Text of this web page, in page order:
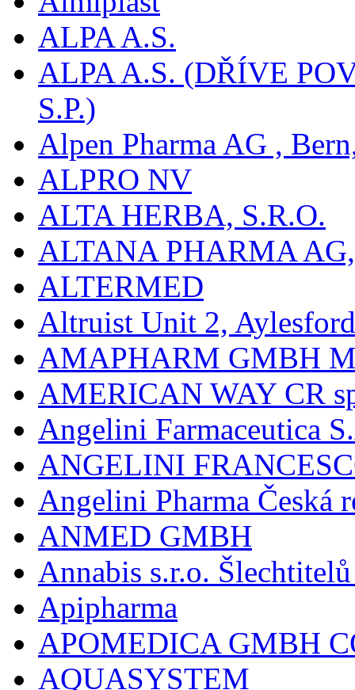
ALPA A.S.
ALPA A.S. (DŘÍVE
S.P.)
Alpen Pharma AG ,
ALPRO NV
ALTA HERBA, S.R.O.
ALTANA PHARMA
ALTERMED
Altruist Unit 2, Aylesford
AMAPHARM GMBH
AMERICAN WAY CR
Angelini Farmaceutica
ANGELINI
Angelini Pharma Česká
ANMED GMBH
Annabis s.r.o.
Apipharma
APOMEDICA GMBH
AQUASYSTEM